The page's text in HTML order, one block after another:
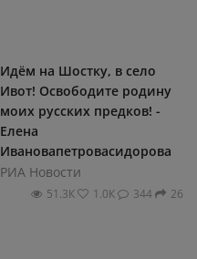
Идём на Шостку, в село
Ивот! Освободите родину
моих русских предков! -
Елена
Ивановапетровасидорова
РИА Новости
51.3К 1.0К 344 26